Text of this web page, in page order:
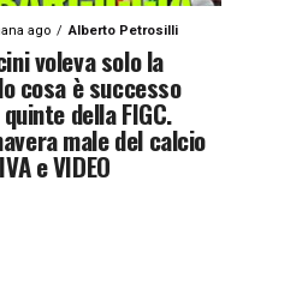
ago Alberto Petrosilli
voleva solo la
cosa è successo
della FIGC.
male del calcio
e VIDEO